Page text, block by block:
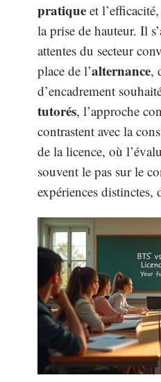
pratique et
la prise de hauteur. Il
attentes du secteur
place de l’alternance,
d’encadrement
tutorés, l’approche
contrastent avec la
de la licence, où
souvent le pas sur le
expériences